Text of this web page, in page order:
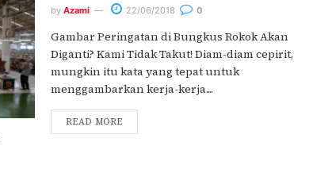
by Azami 22/06/2018 0
Gambar Peringatan di Bungkus Rokok Akan
Diganti? Kami Tidak Takut! Diam-diam cepirit,
mungkin itu kata yang tepat untuk
menggambarkan kerja-kerja....
READ MORE